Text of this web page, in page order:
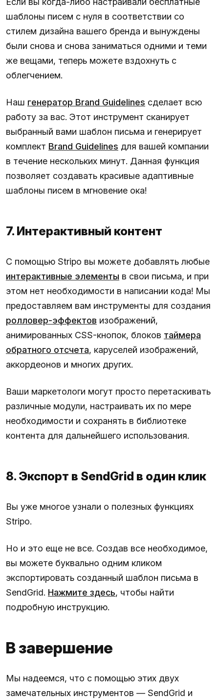
шаблоны писем с нуля в соответствии со
стилем дизайна вашего бренда и вынуждены
были снова и снова заниматься одними и теми
же вещами, теперь можете вздохнуть с
облегчением.
Наш генератор Brand Guidelines сделает всю
работу за вас. Этот инструмент сканирует
выбранный вами шаблон письма и генерирует
комплект Brand Guidelines для вашей компании
в течение нескольких минут. Данная функция
позволяет создавать красивые адаптивные
шаблоны писем в мгновение ока!
7. Интерактивный контент
С помощью Stripo вы можете добавлять любые
интерактивные элементы в свои письма, и при
этом нет необходимости в написании кода! Мы
предоставляем вам инструменты для создания
ролловер-эффектов изображений,
анимированных CSS-кнопок, блоков таймера
обратного отсчета, каруселей изображений,
аккордеонов и многих других.
Ваши маркетологи могут просто перетаскивать
различные модули, настраивать их по мере
необходимости и сохранять в библиотеке
контента для дальнейшего использования.
8. Экспорт в SendGrid в один клик
Вы уже многое узнали о полезных функциях
Stripo.
Но и это еще не все. Создав все необходимое,
вы можете буквально одним кликом
экспортировать созданный шаблон письма в
SendGrid. Нажмите здесь, чтобы найти
подробную инструкцию.
В завершение
Мы надеемся, что с помощью этих двух
замечательных инструментов — SendGrid и